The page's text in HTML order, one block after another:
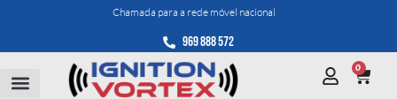
Chamada para a rede móvel nacional
969 888 572
0